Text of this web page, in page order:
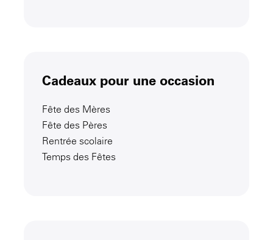
Cadeaux pour une occasion
Fête des Mères
Fête des Pères
Rentrée scolaire
Temps des Fêtes